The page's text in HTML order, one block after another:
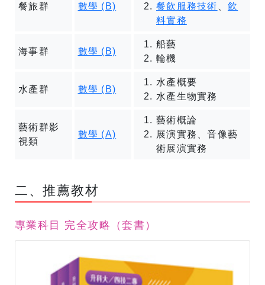
餐旅群 數學 (B)
餐飲服務技術
飲
料實務
海事群 數學 (B)
船藝
輪機
水產群 數學 (B)
水產概要
水產生物實務
藝術群影
視類
數學 (A)
藝術概論
展演實務、音像藝
術展演實務
​二、推薦教材
專業科目 完全攻略（套書）